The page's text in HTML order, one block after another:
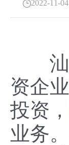
2022-11-
汕尾
资企
投资
业务